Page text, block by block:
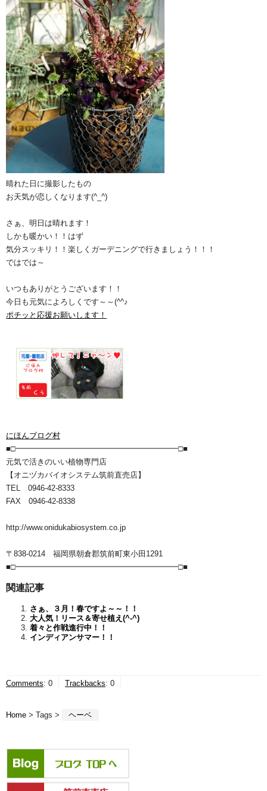
晴れた日に撮影したもの
お天気が恋しくなります(^_^)
さぁ、明日は晴れます！
しかも暖かい！！はず
気分スッキリ！！楽しくガーデニングで行きましょう！！！
ではでは～
いつもありがとうございます！！
今日も元気によろしくです～～(^^♪
ポチッと応援お願いします！
にほんブログ村
■□━━━━━━━━━━━━━━━━━━━━━□■
元気で活きのいい植物専門店
【オニヅカバイオシステム筑前直売店】
TEL 0946-42-8333
FAX 0946-42-8338
http://www.onidukabiosystem.co.jp
〒838-0214 福岡県朝倉郡筑前町東小田1291
■□━━━━━━━━━━━━━━━━━━━━━□■
関連記事
さぁ、３月！春ですよ～～！！
大人気！リース＆寄せ植え(^-^)
着々と作戦進行中！！
インディアンサマー！！
Comments: 0 Trackbacks: 0
Home > Tags > ヘーベ